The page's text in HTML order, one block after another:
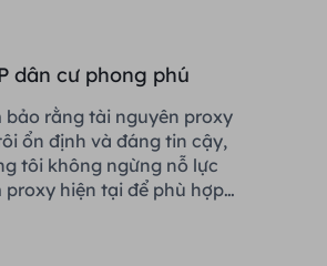
dân cư phong phú
bảo rằng tài nguyên proxy
ổn định và đáng tin cậy,
tôi không ngừng nỗ lực
proxy hiện tại để phù hợp